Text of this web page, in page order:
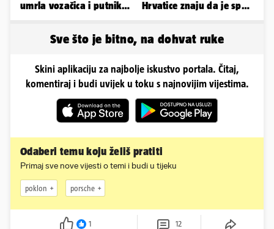
umrla vozačica i putnik,
Hrvatice znaju da je spas
Sve što je bitno, na dohvat ruke
Skini aplikaciju za najbolje iskustvo portala. Čitaj,
komentiraj i budi uvijek u toku s najnovijim vijestima.
Odaberi temu koju želiš pratiti
Primaj sve nove vijesti o temi i budi u tijeku
poklon porsche
1 12